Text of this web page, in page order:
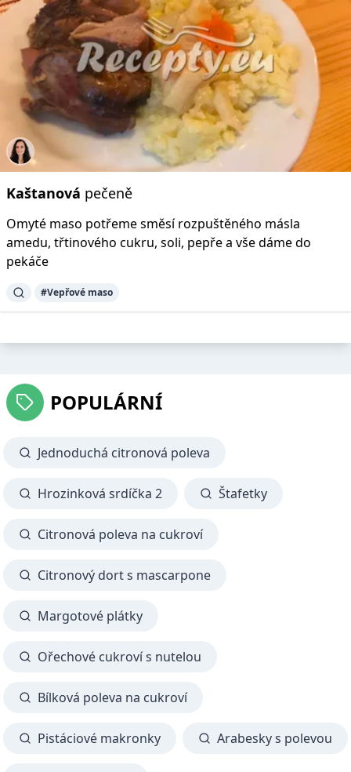
Kaštanová pečeně
Omyté maso potřeme směsí rozpuštěného másla
amedu, třtinového cukru, soli, pepře a vše dáme do
pekáče
#Vepřové maso
POPULÁRNÍ
Jednoduchá citronová poleva
Hrozinková srdíčka 2 Štafetky
Citronová poleva na cukroví
Citronový dort s mascarpone
Margotové plátky
Ořechové cukroví s nutelou
Bílková poleva na cukroví
Pistáciové makronky Arabesky s polevou